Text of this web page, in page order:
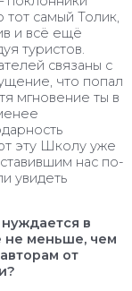
самый Толик,
и всё ещё
туристов.
связаны с
что попал
мгновение ты в
эту Школу уже
нас по-
увидеть
в
не меньше, чем
от